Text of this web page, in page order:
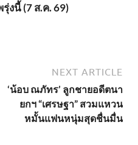
งนี้ (7 ส.ค. 69)
NEXT ARTICLE
‘น้อบ ณภัทร’ ลูกชายอดีตนา
ยกฯ “เศรษฐา” สวมแหวน
หมั้นแฟนหนุ่มสุดชื่นมื่น